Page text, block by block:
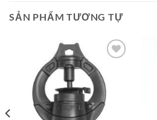
SẢN PHẨM TƯƠNG TỰ
Add to
Wishlist